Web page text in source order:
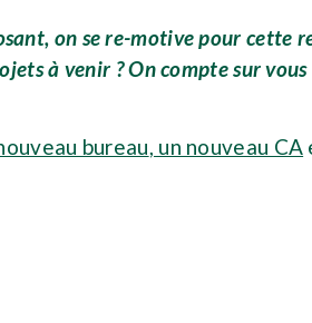
on se re-motive pour cette
à venir ? On compte sur vous
bureau, un nouveau CA